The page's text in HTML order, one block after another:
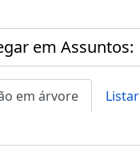
em Assuntos:
em árvore
Listar